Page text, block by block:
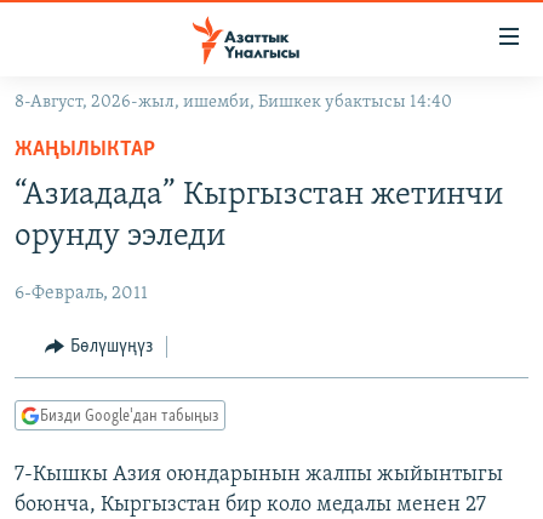
Навигацияга
өтүңүз
Издөөгө
салыңыз
КЫРГЫЗСТАН
ЭКОНОМИКА
МАДАНИЯТ
БОРБОР АЗИЯ
УКРАИНА
АТАЙЫН ИЛИКТӨӨ
ТВ ПРОГРАММАЛАР
ЭКСПЕРТТЕР ТАЛДАЙТ
БИЗ ЖАНА ДҮЙНӨ
ӨЗГӨЧӨ ПИКИР
Русский
8-Август, 2026-жыл, ишемби, Бишкек убактысы 14:40
ЖАҢЫЛЫКТАР
“Азиадада” Кыргызстан жетинчи
орунду ээледи
6-Февраль, 2011
Бөлүшүңүз
Бизди Google'дан табыңыз
7-Кышкы Азия оюндарынын жалпы жыйынтыгы
боюнча, Кыргызстан бир коло медалы менен 27